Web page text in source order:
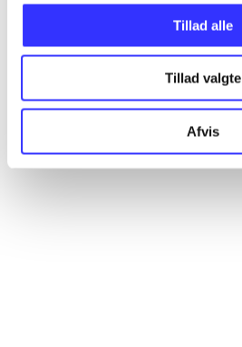
Tillad alle
Tillad valgte
Afvis
...